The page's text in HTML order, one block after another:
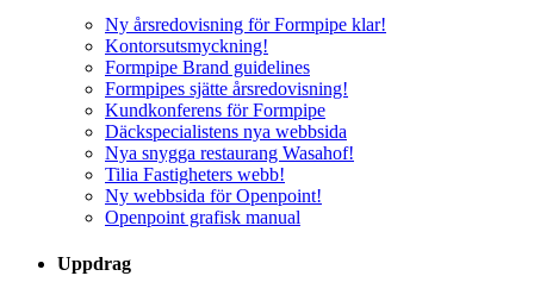
Ny årsredovisning för Formpipe klar!
Kontorsutsmyckning!
Formpipe Brand guidelines
Formpipes sjätte årsredovisning!
Kundkonferens för Formpipe
Däckspecialistens nya webbsida
Nya snygga restaurang Wasahof!
Tilia Fastigheters webb!
Ny webbsida för Openpoint!
Openpoint grafisk manual
Uppdrag